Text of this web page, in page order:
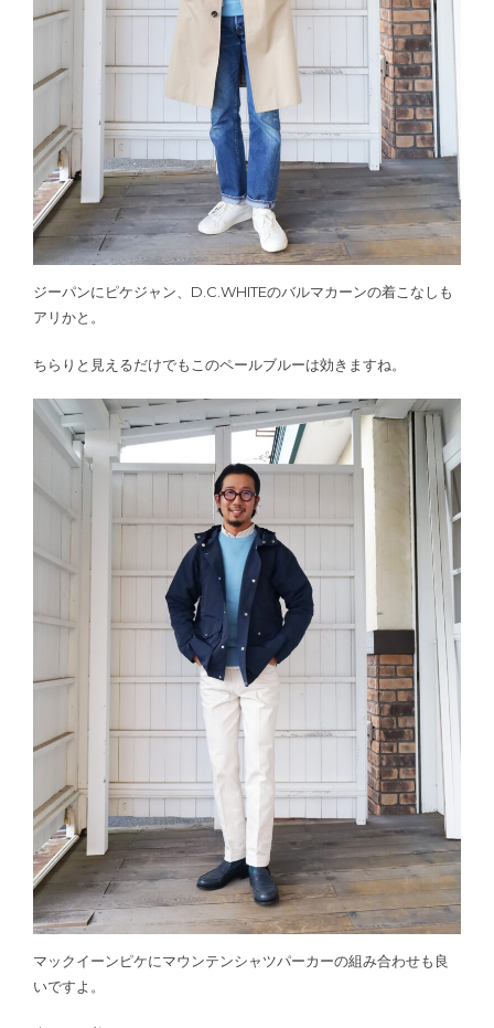
ジーパンにピケジャン、D.C.WHITEのバルマカーンの着こなしも
アリかと。
ちらりと見えるだけでもこのペールブルーは効きますね。
マックイーンピケにマウンテンシャツパーカーの組み合わせも良
いですよ。